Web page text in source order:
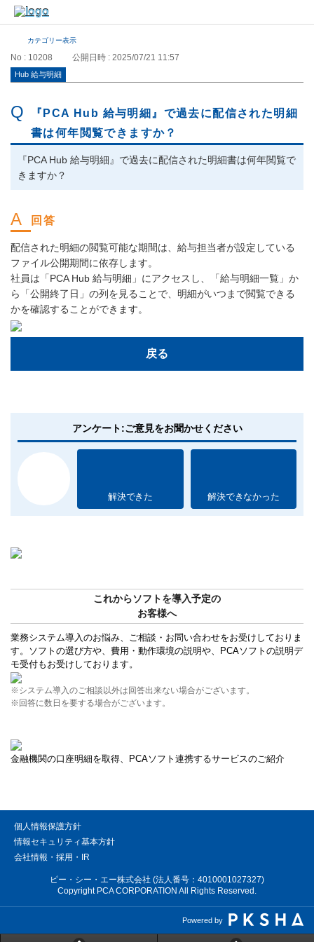
カテゴリー表示
No : 10208 公開日時 : 2025/07/21 11:57
Hub 給与明細
『PCA Hub 給与明細』で過去に配信された明細
書は何年閲覧できますか？
『PCA Hub 給与明細』で過去に配信された明細書は何年閲覧で
きますか？
配信された明細の閲覧可能な期間は、給与担当者が設定している
ファイル公開期間に依存します。
社員は「PCA Hub 給与明細」にアクセスし、「給与明細一覧」か
ら「公開終了日」の列を見ることで、明細がいつまで閲覧できる
かを確認することができます。
戻る
アンケート:ご意見をお聞かせください
解決できた 解決できなかった
これからソフトを導入予定の
お客様へ
業務システム導入のお悩み、ご相談・お問い合わせをお受けしておりま
す。ソフトの選び方や、費用・動作環境の説明や、PCAソフトの説明デ
モ受付もお受けしております。
※システム導入のご相談以外は回答出来ない場合がございます。
※回答に数日を要する場合がございます。
金融機関の口座明細を取得、PCAソフト連携するサービスのご紹介
個人情報保護方針
情報セキュリティ基本方針
会社情報・採用・IR
ピー・シー・エー株式会社 (法人番号：4010001027327)
Copyright PCA CORPORATION All Rights Reserved.
Powered by